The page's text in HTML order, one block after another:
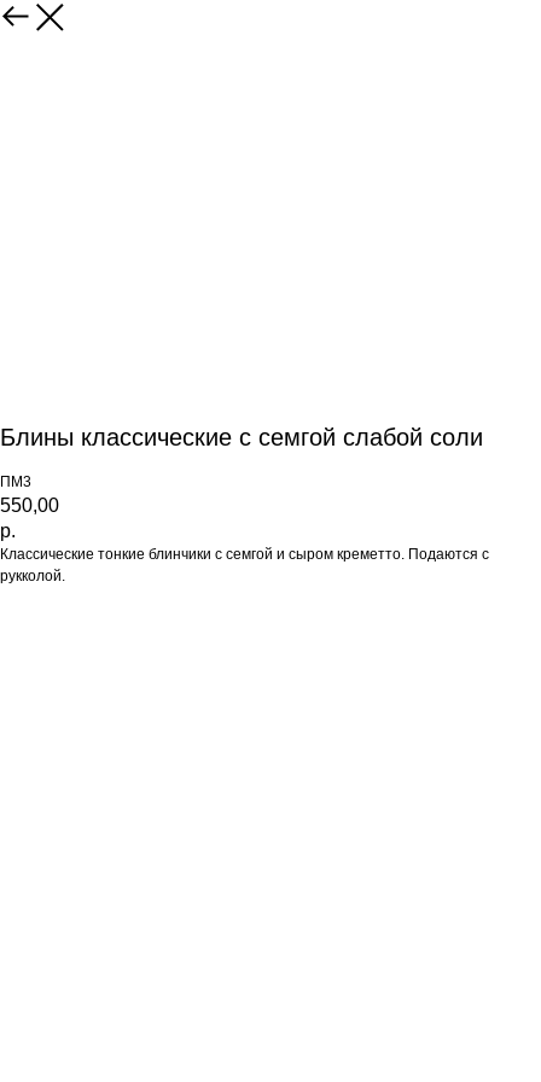
Блины классические с семгой слабой соли
ПМ3
550,00
р.
Классические тонкие блинчики с семгой и сыром креметто. Подаются с
рукколой.